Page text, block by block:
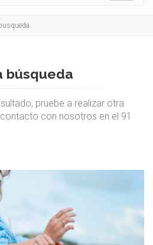
búsqueda
pruebe a realizar otra
con nosotros en el 91